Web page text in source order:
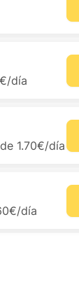
día
1.70€/día
día